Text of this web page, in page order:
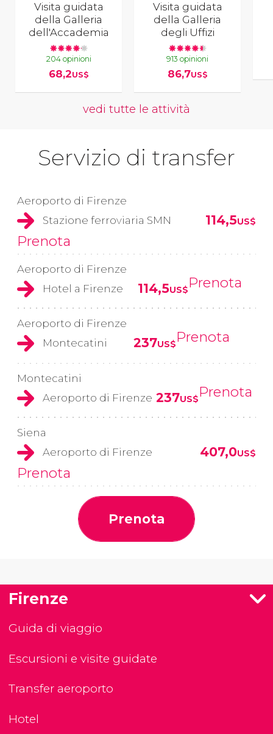
Visita guidata
della Galleria
dell'Accademia
204 opinioni
68,2US$
Visita guidata
della Galleria
degli Uffizi
913 opinioni
86,7US$
vedi tutte le attività
Servizio di transfer
Aeroporto di Firenze
Stazione ferroviaria SMN
114,5US$
Prenota
Aeroporto di Firenze
Hotel a Firenze
114,5US$Prenota
Aeroporto di Firenze
Montecatini
237US$Prenota
Montecatini
Aeroporto di Firenze 237US$Prenota
Siena
Aeroporto di Firenze
407,0US$
Prenota
Prenota
Firenze
Guida di viaggio
Escursioni e visite guidate
Transfer aeroporto
Hotel